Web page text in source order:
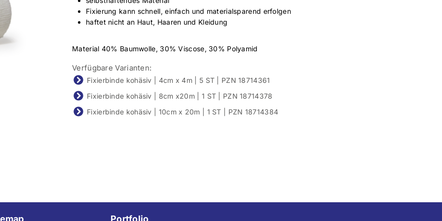
Fixierung kann schnell, einfach und materialsparend erfolgen
haftet nicht an Haut, Haaren und Kleidung
Material 40% Baumwolle, 30% Viscose, 30% Polyamid
Verfügbare Varianten:
Fixierbinde kohäsiv | 4cm x 4m | 5 ST | PZN 18714361
Fixierbinde kohäsiv | 8cm x20m | 1 ST | PZN 18714378
Fixierbinde kohäsiv | 10cm x 20m | 1 ST | PZN 18714384
Portfolio